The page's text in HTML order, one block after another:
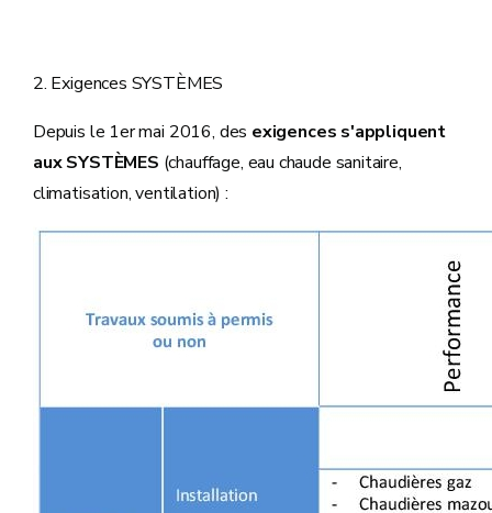
2. Exigences SYSTÈMES
Depuis le 1er mai 2016, des exigences s'appliquent
aux SYSTÈMES (chauffage, eau chaude sanitaire,
climatisation, ventilation) :